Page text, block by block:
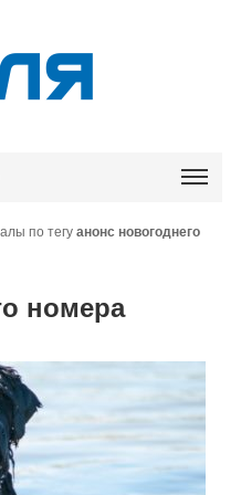
по тегуанонс новогоднего
номера